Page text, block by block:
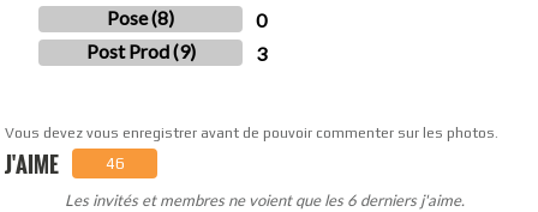
Pose (8)
0
Post Prod (9)
3
Vous devez vous enregistrer avant de pouvoir commenter sur les photos.
J'AIME 46
Les invités et membres ne voient que les 6 derniers j'aime.